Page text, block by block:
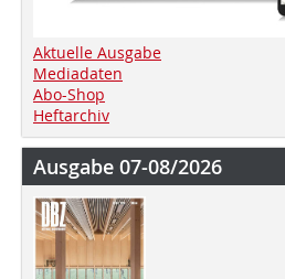
Aktuelle Ausgabe
Mediadaten
Abo-Shop
Heftarchiv
Ausgabe 07-08/2026